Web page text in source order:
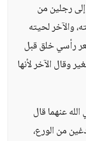
رجلين من
والآخر لحيته
رأسي خلق قبل
وقال الآخر لأنها
عنهما قال
من الورع،